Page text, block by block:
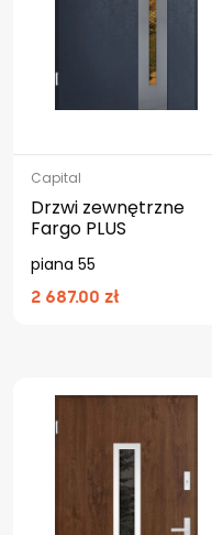
Capital
Drzwi zewnętrzne
Fargo PLUS
piana 55
2 687.00 zł